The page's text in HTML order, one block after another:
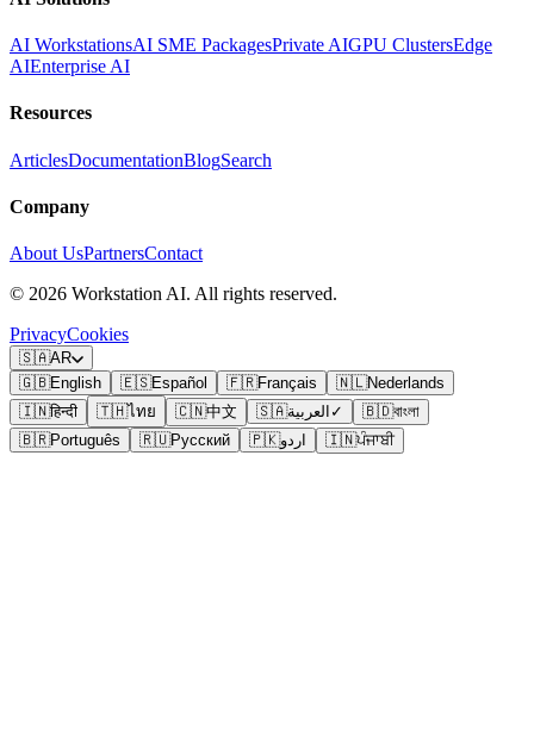
AI WorkstationsAI SME PackagesPrivate AIGPU ClustersEdge
AIEnterprise AI
Resources
ArticlesDocumentationBlogSearch
Company
About UsPartnersContact
© 2026 Workstation AI. All rights reserved.
PrivacyCookies
🇸🇦AR
🇬🇧English 🇪🇸Español 🇫🇷Français 🇳🇱Nederlands
🇮🇳हिन्दी 🇹🇭ไทย 🇨🇳中文 🇸🇦العربية ✓ 🇧🇩বাংলা
🇧🇷Português 🇷🇺Русский 🇵🇰اردو 🇮🇳ਪੰਜਾਬੀ